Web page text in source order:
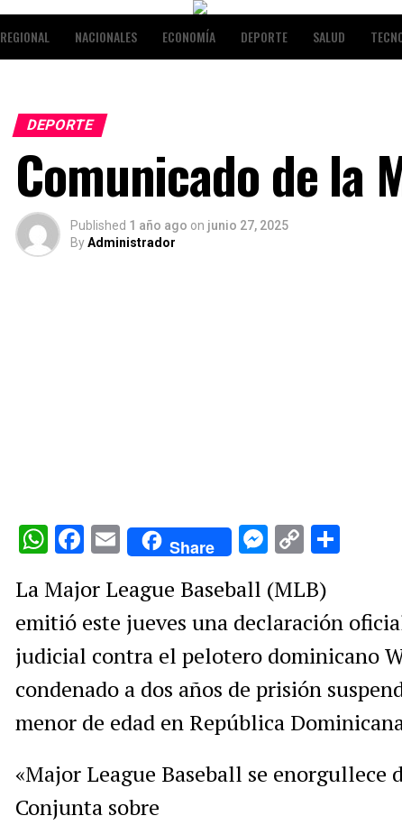
REGIONAL NACIONALES ECONOMÍA DEPORTE SALUD
DEPORTE
Comunicado de la
Published 1 año ago on junio 27, 2025
ByAdministrador
WhatsApp
Facebook
EmailShare Messenger
Copy
La Major League Baseball (MLB)
emitió este jueves una declaración
judicial contra el pelotero dominicano
condenado a dos años de prisión
menor de edad en República
«Major League Baseball se enorgullece
Conjunta sobre